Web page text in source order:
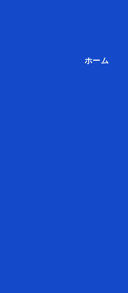
ホーム